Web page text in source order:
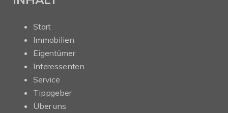
Start
Immobilien
Eigentümer
Interessenten
Service
Tippgeber
Über uns